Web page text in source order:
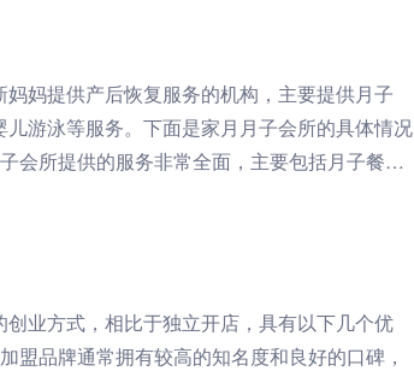
妈提供产后恢复服务的机构，主要提供月子
游泳等服务。下面是家月月子会所的具体情况
会所提供的服务非常全面，主要包括月子餐、
等方
业方式，相比于独立开店，具有以下几个优
盟品牌通常拥有较高的知名度和良好的口碑，